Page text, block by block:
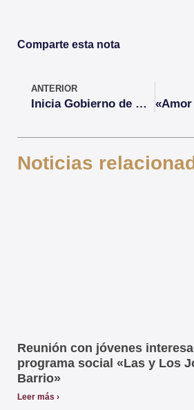
Comparte esta nota
ANTERIOR
Inicia Gobierno de Xalisco campaña de descacharrización 2025
Noticias
Reunión con jóvenes
programa social «Las y Los
Barrio»
Leer más ›